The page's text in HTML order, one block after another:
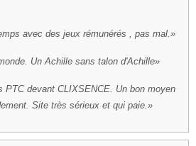
avec des jeux rémunérés , pas mal.
Un Achille sans talon d'Achille
PTC devant CLIXSENCE. Un bon moyen
Site très sérieux et qui paie.